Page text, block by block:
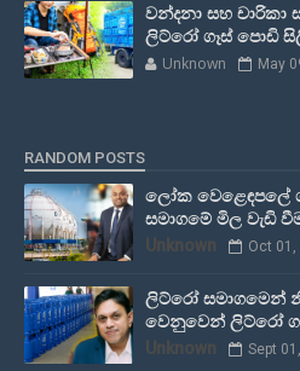
වන්දනා සහ
ලිට්රෝ ගෑස් පොඩි
Unknown May
RANDOM POSTS
ලෝක වෙළෙඳපලේ
සමාගමේ මිල වැඩි
Unknown Oct 01,
ලිට්රෝ සමාගමෙන්
වෙනුවෙන් ලිට්රෝ
Unknown Sept